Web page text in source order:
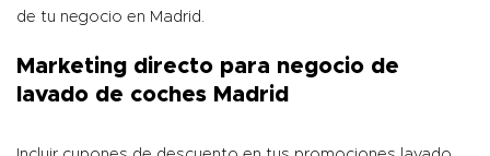
de tu negocio en Madrid.
Marketing directo para negocio de
lavado de coches Madrid